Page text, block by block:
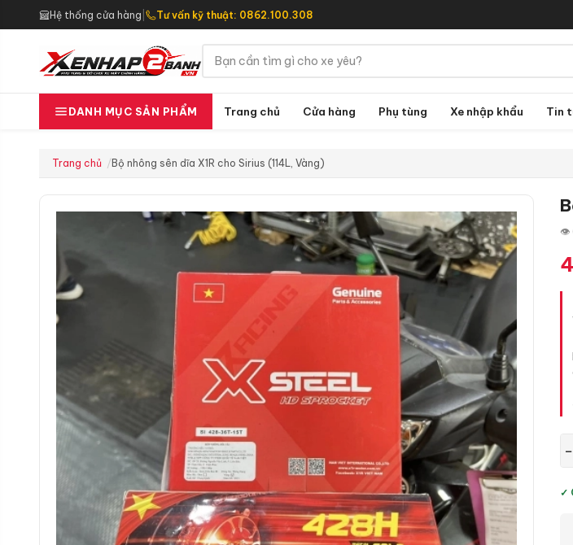
Hệ thống cửa hàng Tư vấn kỹ thuật: 0862.100.308
DANH MỤC SẢN PHẨM Trang chủ Cửa hàng Phụ tùng Xe nhập khẩu Tin
Trang chủ Bộ nhông sên dĩa X1R cho Sirius (114L, Vàng)
👁
−
✓